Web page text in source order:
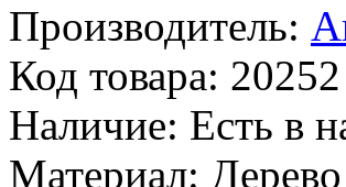
Производитель:
Код товара: 20252
Наличие: Есть в
Материал: Дерево